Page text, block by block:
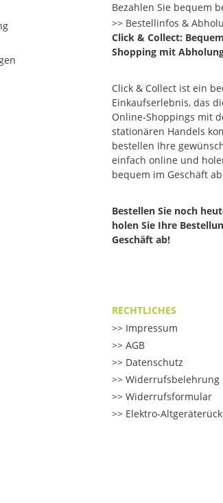
Bezahlen Sie bequem
Bestellinfos &
Click & Collect:
Shopping mit
Click & Collect ist ein
Einkaufserlebnis, das
Online-Shoppings mit
stationären Handels
bestellen Ihre
einfach online und
bequem im Geschäft
Bestellen Sie noch
holen Sie Ihre
Geschäft ab!
RECHTLICHES
Impressum
AGB
Datenschutz
Widerrufsbelehrung
Widerrufsformular
Elektro-